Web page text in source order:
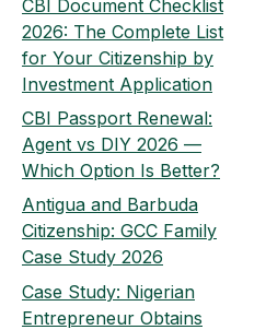
CBI Document Checklist
2026: The Complete List
for Your Citizenship by
Investment Application
CBI Passport Renewal:
Agent vs DIY 2026 —
Which Option Is Better?
Antigua and Barbuda
Citizenship: GCC Family
Case Study 2026
Case Study: Nigerian
Entrepreneur Obtains